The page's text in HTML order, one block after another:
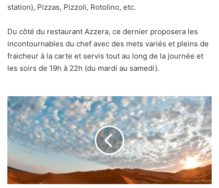
station), Pizzas, Pizzoli, Rotolino, etc.
Du côté du restaurant Azzera, ce dernier proposera les
incontournables du chef avec des mets variés et pleins de
fraicheur à la carte et servis tout au long de la journée et
les soirs de 19h à 22h (du mardi au samedi).
DEPF
:
des
résultats
remarquables
tourisme
au